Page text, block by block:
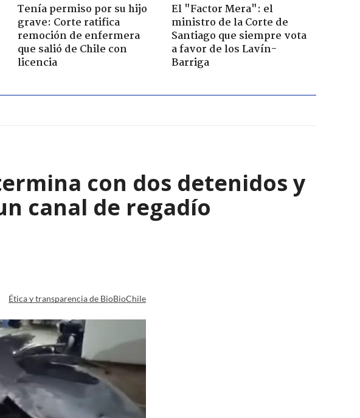
Tenía permiso por su hijo
grave: Corte ratifica
remoción de enfermera
que salió de Chile con
licencia
El "Factor Mera": el
ministro de la Corte de
Santiago que siempre vota
a favor de los Lavín-
Barriga
con dos detenidos y
canal de regadío
Ética y transparencia de BioBioChile